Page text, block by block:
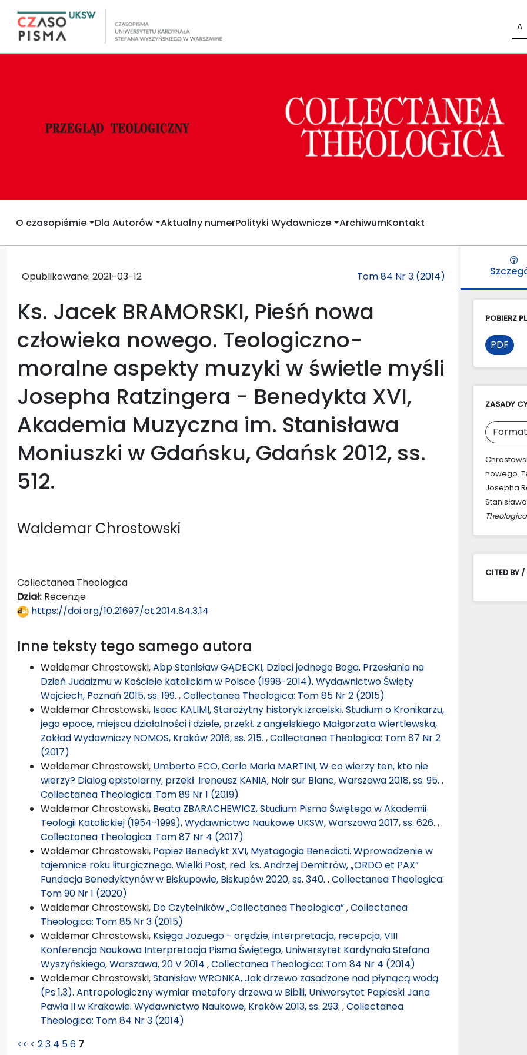
A
O czasopiśmie Dla Autorów Aktualny numerPolityki Wydawnicze ArchiwumKontakt
Opublikowane: 2021-03-12 Tom 84 Nr 3 (2014)
Ks. Jacek BRAMORSKI, Pieśń nowa
człowieka nowego. Teologiczno-
moralne aspekty muzyki w świetle myśli
Josepha Ratzingera - Benedykta XVI,
Akademia Muzyczna im. Stanisława
Moniuszki w Gdańsku, Gdańsk 2012, ss.
512.
Waldemar Chrostowski
Collectanea Theologica
Dział: Recenzje
https://doi.org/10.21697/ct.2014.84.3.14
Inne teksty tego samego autora
Waldemar Chrostowski,Abp Stanisław GĄDECKI, Dzieci jednego Boga. Przesłania na
Dzień Judaizmu w Kościele katolickim w Polsce (1998-2014), Wydawnictwo Święty
Wojciech, Poznań 2015, ss. 199. ,Collectanea Theologica: Tom 85 Nr 2 (2015)
Waldemar Chrostowski, Isaac KALIMI, Starożytny historyk izraelski. Studium o Kronikarzu,
jego epoce, miejscu działalności i dziele, przekł. z angielskiego Małgorzata Wiertlewska,
Zakład Wydawniczy NOMOS, Kraków 2016, ss. 215. ,Collectanea Theologica: Tom 87 Nr 2
(2017)
Waldemar Chrostowski, Umberto ECO, Carlo Maria MARTINI, W co wierzy ten, kto nie
wierzy? Dialog epistolarny, przekł. Ireneusz KANIA, Noir sur Blanc, Warszawa 2018, ss. 95. ,
Collectanea Theologica: Tom 89 Nr 1 (2019)
Waldemar Chrostowski, Beata ZBARACHEWICZ, Studium Pisma Świętego w Akademii
Teologii Katolickiej (1954-1999), Wydawnictwo Naukowe UKSW, Warszawa 2017, ss. 626. ,
Collectanea Theologica: Tom 87 Nr 4 (2017)
Waldemar Chrostowski, Papież Benedykt XVI, Mystagogia Benedicti. Wprowadzenie w
tajemnice roku liturgicznego. Wielki Post, red. ks. Andrzej Demitrów, „ORDO et PAX”
Fundacja Benedyktynów w Biskupowie, Biskupów 2020, ss. 340. ,Collectanea Theologica:
Tom 90 Nr 1 (2020)
Waldemar Chrostowski, Do Czytelników „Collectanea Theologica”,Collectanea
Theologica: Tom 85 Nr 3 (2015)
Waldemar Chrostowski, Księga Jozuego - orędzie, interpretacja, recepcja, VIII
Konferencja Naukowa Interpretacja Pisma Świętego, Uniwersytet Kardynała Stefana
Wyszyńskiego, Warszawa, 20 V 2014 ,Collectanea Theologica: Tom 84 Nr 4 (2014)
Waldemar Chrostowski,Stanisław WRONKA, Jak drzewo zasadzone nad płynącą wodą
(Ps 1,3). Antropologiczny wymiar metafory drzewa w Biblii, Uniwersytet Papieski Jana
Pawła II w Krakowie. Wydawnictwo Naukowe, Kraków 2013, ss. 293. ,Collectanea
Theologica: Tom 84 Nr 3 (2014)
<< < 23 4 56 7
POBIERZ
PDF
ZASADY
nowego.
Josepha
Theologica
CITED BY /